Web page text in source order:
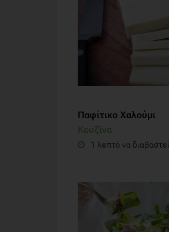
Παφίτικο Χαλούμι
Κουζίνα
1 λεπτό να διαβαστεί